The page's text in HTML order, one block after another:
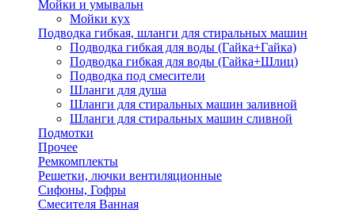
Мойки и умывальн
Мойки кух
Подводка гибкая, шланги для стиральных машин
Подводка гибкая для воды (Гайка+Гайка)
Подводка гибкая для воды (Гайка+Шлиц)
Подводка под смесители
Шланги для душа
Шланги для стиральных машин заливной
Шланги для стиральных машин сливной
Подмотки
Прочее
Ремкомплекты
Решетки, лючки вентиляционные
Сифоны, Гофры
Смесителя Ванная